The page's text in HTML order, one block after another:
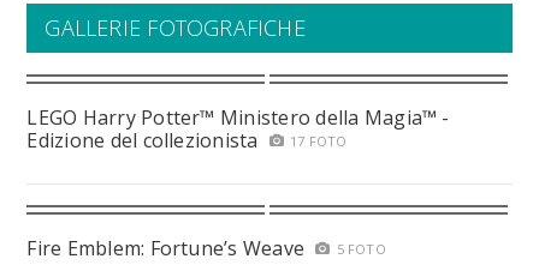
GALLERIE FOTOGRAFICHE
LEGO Harry Potter™ Ministero della Magia™ -
Edizione del collezionista
17 FOTO
Fire Emblem: Fortune’s Weave 5 FOTO